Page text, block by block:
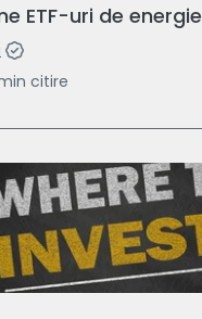
ETF-uri de energie
citire